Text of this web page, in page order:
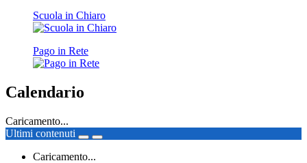
Scuola in Chiaro
Pago in Rete
Calendario
Caricamento...
Ultimi contenuti
Caricamento...